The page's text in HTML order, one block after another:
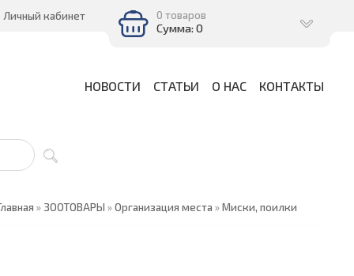
Личный кабинет 0 товаров
Сумма: 0
НОВОСТИ СТАТЬИ О НАС КОНТАКТЫ
» ЗООТОВАРЫ »Организация места »Миски, поилки